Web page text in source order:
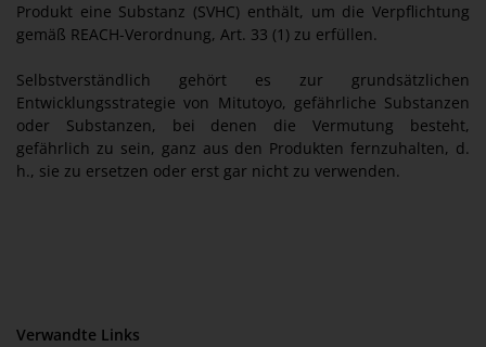
Produkt eine Substanz (SVHC) enthält, um die Verpflichtung
gemäß REACH-Verordnung, Art. 33 (1) zu erfüllen.
Selbstverständlich gehört es zur grundsätzlichen
Entwicklungsstrategie von Mitutoyo, gefährliche Substanzen
oder Substanzen, bei denen die Vermutung besteht,
gefährlich zu sein, ganz aus den Produkten fernzuhalten, d.
h., sie zu ersetzen oder erst gar nicht zu verwenden.
Verwandte Links